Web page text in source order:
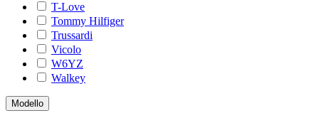
T-Love
Tommy Hilfiger
Trussardi
Vicolo
W6YZ
Walkey
Modello